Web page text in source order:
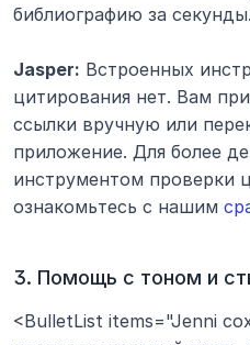
библиографию за секунды.
Jasper: Встроенных
цитирования нет. Вам
ссылки вручную или
приложение. Для более
инструментом проверки
ознакомьтесь с нашим
3. Помощь с тоном и
<BulletList items="Jenni